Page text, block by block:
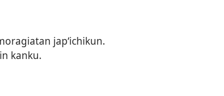
jap’ichikun.
kanku.